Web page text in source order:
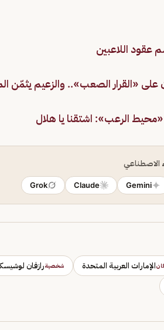
عقود اللاعبين
على «القرار الصعب».. والزعيم يثمّن
«محيط الرعب»: اشتقنا يا هلال
الاصطناعي
Gemini
Claude
Grok
الإمارات العربية المتحدة شخصيةرازفان